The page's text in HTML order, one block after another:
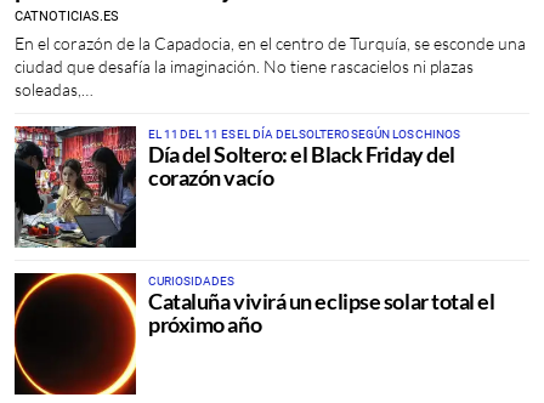
CATNOTICIAS.ES
En el corazón de la Capadocia, en el centro de Turquía, se esconde una
ciudad que desafía la imaginación. No tiene rascacielos ni plazas
soleadas,…
EL 11 DEL 11 ES EL DÍA DEL SOLTERO SEGÚN LOS CHINOS
Día del Soltero: el Black Friday del
corazón vacío
CURIOSIDADES
Cataluña vivirá un eclipse solar total el
próximo año